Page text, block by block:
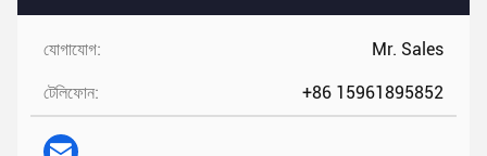
যোগাযোগ: Mr. Sales
টেলিফোন: +86 15961895852